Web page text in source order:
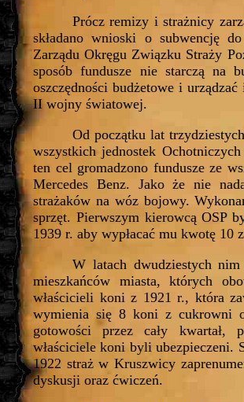
Prócz remizy i strażnicy
składano wnioski o subwencję
Zarządu Okręgu Związku Straży
sposób fundusze nie starczą na
oszczędności budżetowe i
II wojny światowej.
Od początku lat
wszystkich jednostek
ten cel gromadzono fundusze ze
Mercedes Benz. Jako że nie
strażaków na wóz bojowy.
sprzęt. Pierwszym kierowcą OSP
1939 r. aby wypłacać mu kwotę 10
W latach dwudziestych
mieszkańców miasta, których
właścicieli koni z 1921 r., która
wymienia się 8 koni z cukrowni
gotowości przez cały kwartał,
właściciele koni byli ubezpieczeni.
1922 straż w Kruszwicy
dyskusji oraz ćwiczeń.